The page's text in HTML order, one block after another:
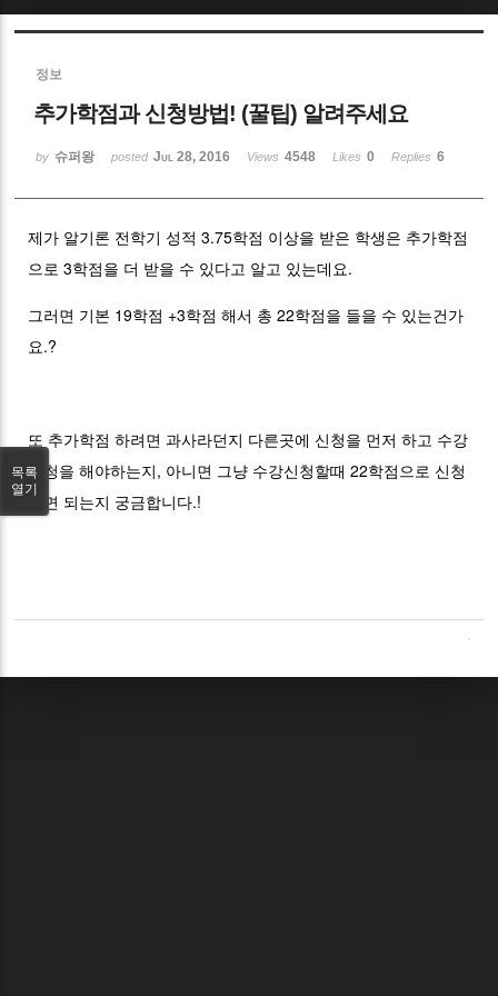
정보
추가학점과 신청방법! (꿀팁) 알려주세요
by 슈퍼왕 posted Jul 28, 2016 Views 4548 Likes 0 Replies 6
제가 알기론 전학기 성적 3.75학점 이상을 받은 학생은 추가학점
으로 3학점을 더 받을 수 있다고 알고 있는데요.
그러면 기본 19학점 +3학점 해서 총 22학점을 들을 수 있는건가
요.?
또 추가학점 하려면 과사라던지 다른곳에 신청을 먼저 하고 수강
신청을 해야하는지, 아니면 그냥 수강신청할때 22학점으로 신청
하면 되는지 궁금합니다.!
목록
열기
Sketchbook5, 스케치북5
Sketchbook5, 스케치북5